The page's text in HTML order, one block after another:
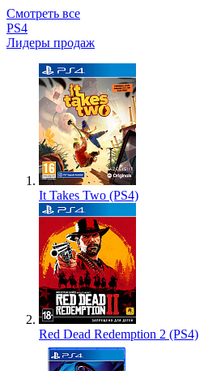
Смотреть все
PS4
Лидеры продаж
It Takes Two (PS4)
Red Dead Redemption 2 (PS4)